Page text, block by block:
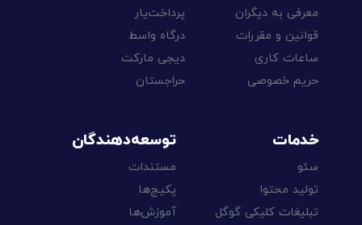
معرفی به دیگران
قوانین و مقررات
ساعات کاری
حریم خصوصی
پرداخت‌یار
درگاه واسط
دیجی مارکت
حراجستان
خدمات
سئو
تولید محتوا
تبلیغات کلیکی گوگل
توسعه‌دهندگان
مستندات
پکیج‌ها
آموزش‌ها